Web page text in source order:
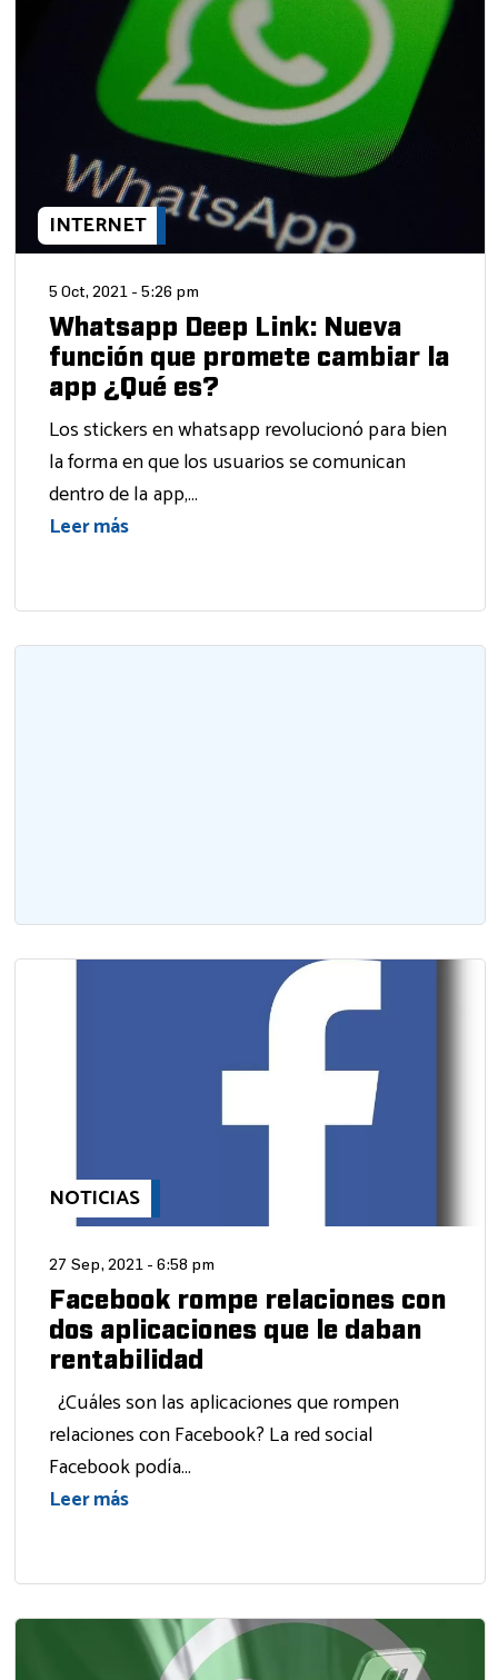
INTERNET
5 Oct, 2021 - 5:26 pm
Whatsapp Deep Link: Nueva
función que promete cambiar la
app ¿Qué es?
Los stickers en whatsapp revolucionó para bien
la forma en que los usuarios se comunican
dentro de la app,...
Leer más
NOTICIAS
27 Sep, 2021 - 6:58 pm
Facebook rompe relaciones con
dos aplicaciones que le daban
rentabilidad
¿Cuáles son las aplicaciones que rompen
relaciones con Facebook? La red social
Facebook podía...
Leer más